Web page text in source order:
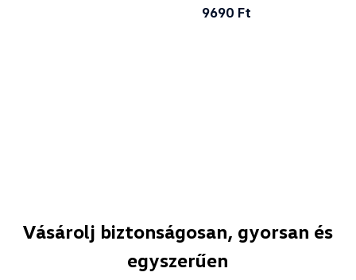
9690 Ft
Vásárolj biztonságosan, gyorsan és
egyszerűen